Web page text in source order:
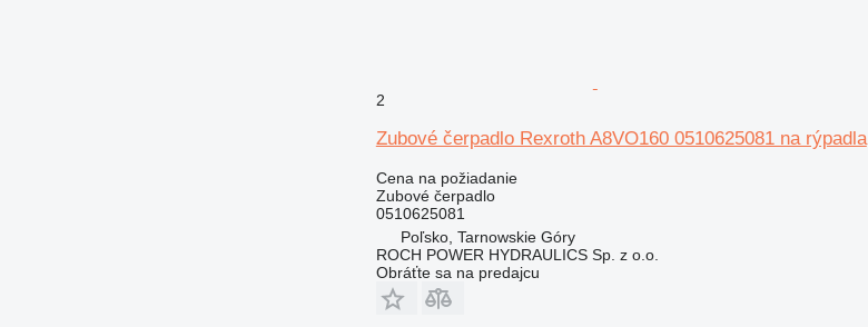
2
Zubové čerpadlo Rexroth A8VO160 0510625081 na rýpadla
Cena na požiadanie
Zubové čerpadlo
0510625081
Poľsko, Tarnowskie Góry
ROCH POWER HYDRAULICS Sp. z o.o.
Obráťte sa na predajcu